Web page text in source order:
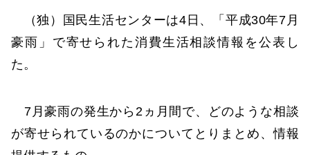
（独）国民生活センターは4日、「平成30年7月
豪雨」で寄せられた消費生活相談情報を公表し
た。
7月豪雨の発生から2ヵ月間で、どのような相談
が寄せられているのかについてとりまとめ、情報